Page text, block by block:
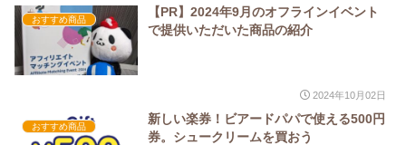
おすすめ商品
【PR】2024年9月のオフラインイベント
で提供いただいた商品の紹介
2024年10月02日
おすすめ商品
新しい楽券！ビアードパパで使える500円
券。シュークリームを買おう